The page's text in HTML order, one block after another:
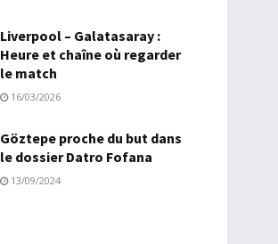
Liverpool – Galatasaray :
Heure et chaîne où regarder
le match
16/03/2026
Göztepe proche du but dans
le dossier Datro Fofana
13/09/2024